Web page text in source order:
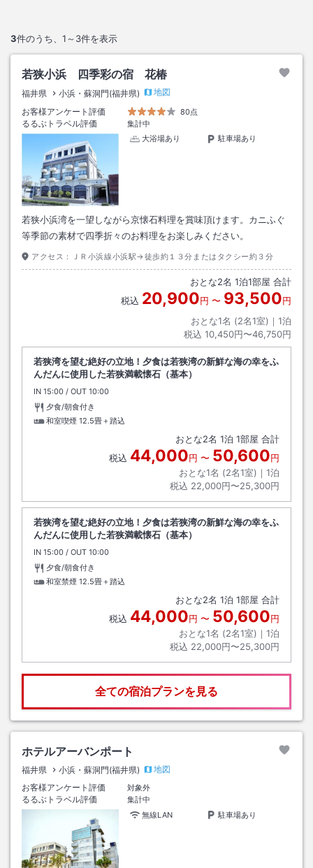
3件のうち、 1～3件を表示
若狭小浜 四季彩の宿 花椿
福井県 小浜・蘇洞門(福井県)
地図
お客様アンケート評価
80点
るるぶトラベル評価
集計中
大浴場あり
駐車場あり
若狭小浜湾を一望しながら京懐石料理を賞味頂けます。カニふぐ
等季節の素材で四季折々のお料理をお楽しみください。
アクセス： ＪＲ小浜線小浜駅→徒歩約１３分またはタクシー約３分
おとな2名 1泊1部屋 合計
税込 20,900円 〜 93,500円
おとな1名 (2名1室)｜ 1泊
税込 10,450円〜46,750円
若狭湾を望む絶好の立地！夕食は若狭湾の新鮮な海の幸をふ
んだんに使用した若狭満載懐石（基本）
IN チェックイン
15:00 / OUT チェックアウト
10:00
夕食/朝食付き
和室喫煙 12.5畳＋踏込
おとな2名 1泊 1部屋 合計
税込 44,000円 〜 50,600円
おとな1名 (2名1室)｜ 1泊
税込 22,000円〜25,300円
若狭湾を望む絶好の立地！夕食は若狭湾の新鮮な海の幸をふ
んだんに使用した若狭満載懐石（基本）
IN チェックイン
15:00 / OUT チェックアウト
10:00
夕食/朝食付き
和室禁煙 12.5畳＋踏込
おとな2名 1泊 1部屋 合計
税込 44,000円 〜 50,600円
おとな1名 (2名1室)｜ 1泊
税込 22,000円〜25,300円
全ての宿泊プランを見る
ホテルアーバンポート
福井県 小浜・蘇洞門(福井県)
地図
お客様アンケート評価
対象外
るるぶトラベル評価
集計中
無線LAN
駐車場あり